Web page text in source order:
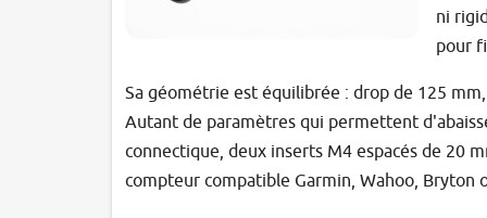
ni
pour
Sa géométrie est équilibrée : drop de 125
Autant de paramètres qui permettent
connectique, deux inserts M4 espacés de 20
compteur compatible Garmin, Wahoo, Bryton